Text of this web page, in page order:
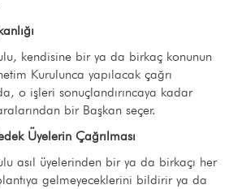
kendisine bir ya da birkaç konunun
Kurulunca yapılacak çağrı
o işleri sonuçlandırıncaya kadar
bir Başkan seçer.
Üyelerin Çağrılması
asıl üyelerinden bir ya da birkaçı her
gelmeyeceklerini bildirir ya da